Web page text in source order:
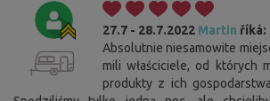
27.7 - 28.7.2022 Martin říká:
Absolutnie niesamowite
mili właściciele, od których
produkty z ich